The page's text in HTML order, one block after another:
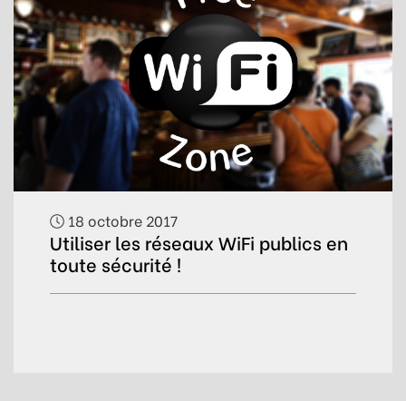
18 octobre 2017
Utiliser les réseaux WiFi publics en
toute sécurité !